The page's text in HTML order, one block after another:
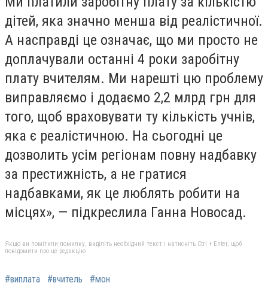
дітей, яка значно менша від реалістичної.
А насправді це означає, що ми просто не
доплачували останні 4 роки заробітну
плату вчителям. Ми нарешті цю проблему
виправляємо і додаємо 2,2 млрд грн для
того, щоб враховувати ту кількість учнів,
яка є реалістичною. На сьогодні це
дозволить усім регіонам повну надбавку
за престижність, а не гратися
надбавками, як це люблять робити на
місцях», — підкреслила Ганна Новосад.
Якщо ви помітили помилку, виділіть необхідний текст і натисніть Ctrl + Enter, щоб
повідомити про це редакцію
#виплата #вчитель #мон